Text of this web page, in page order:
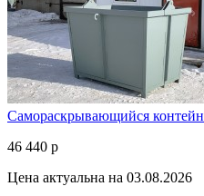
Самораскрывающийся
46 440 р
Цена актуальна на 03.08.2026